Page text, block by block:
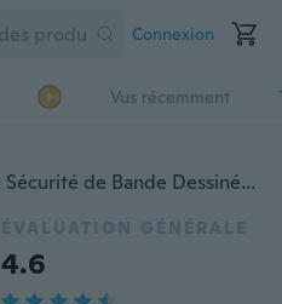
Connexion
Vus récemment
4 pcs (2 paires) Élastique de Sécurité de Bande Dessinée Coton Bébé Genouillères Protecteur Rampant Enfants Genouillères Enfants Genouillère Courte Bébé Jambières
ÉVALUATION GÉNÉRALE
4.6